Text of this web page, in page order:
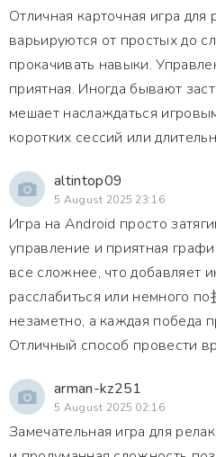
Отличная карточная игра для
варьируются от простых до
прокачивать навыки.
приятная. Иногда бывают
мешает наслаждаться
коротких сессий или
altintop09
5 August 2025 23:16
Игра на Android просто
управление и приятная
все сложнее, что добавляет
расслабиться или немного
незаметно, а каждая победа
Отличный способ провести
arman-kz251
5 August 2025 02:16
Замечательная игра для